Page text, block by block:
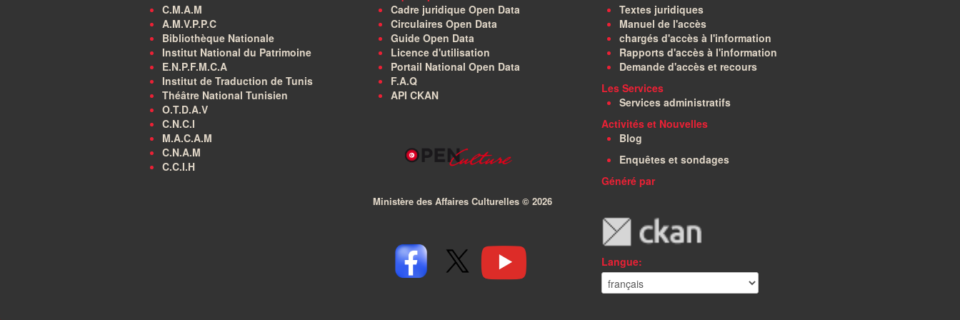
C.M.A.M
A.M.V.P.P.C
Bibliothèque Nationale
Institut National du Patrimoine
E.N.P.F.M.C.A
Institut de Traduction de Tunis
Théâtre National Tunisien
O.T.D.A.V
C.N.C.I
M.A.C.A.M
C.N.A.M
C.C.I.H
Cadre juridique Open Data
Circulaires Open Data
Guide Open Data
Licence d'utilisation
Portail National Open Data
F.A.Q
API CKAN
Ministère des Affaires Culturelles © 2026
Textes juridiques
Manuel de l'accès
chargés d'accès à l'information
Rapports d'accès à l'information
Demande d'accès et recours
Les Services
Services administratifs
Activités et Nouvelles
Blog
Enquêtes et sondages
Généré par
Langue